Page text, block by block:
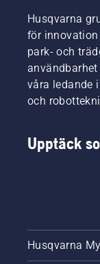
Husqvarna
för
park- och
våra ledande
och
Upptäck
Husqvarna